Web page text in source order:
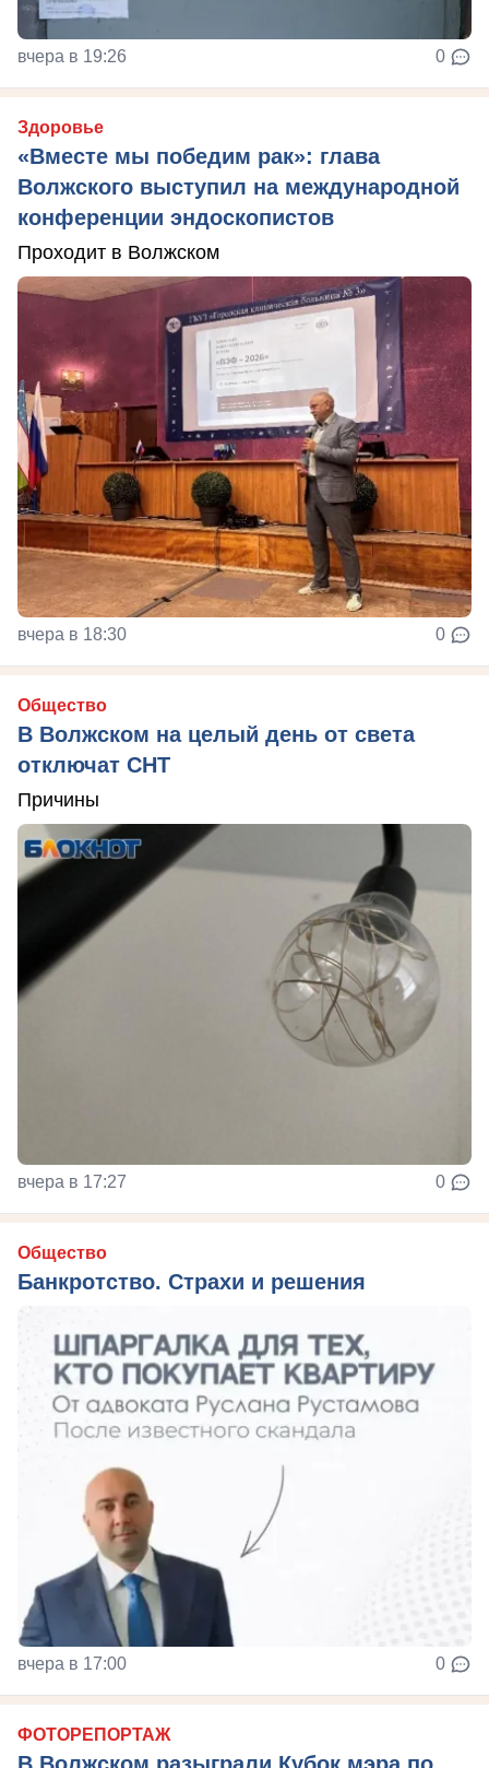
вчера в 19:26 0
Здоровье
«Вместе мы победим рак»: глава
Волжского выступил на международной
конференции эндоскопистов
Проходит в Волжском
вчера в 18:30 0
Общество
В Волжском на целый день от света
отключат СНТ
Причины
вчера в 17:27 0
Общество
Банкротство. Страхи и решения
вчера в 17:00 0
ФОТОРЕПОРТАЖ